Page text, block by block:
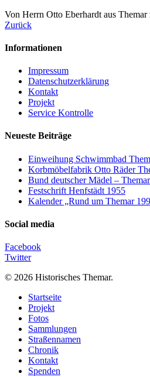
Von Herrn Otto Eberhardt aus
Zurück
Informationen
Impressum
Datenschutzerklärung
Kontakt
Projekt
Service Kontrolle
Neueste Beiträge
Einweihung Schwimmbad
Korbmöbelfabrik Otto Räder
Bund deutscher Mädel –
Festschrift Henfstädt 1955
Kalender „Rund um Themar
Social media
Facebook
Twitter
© 2026 Historisches Themar.
Close
Menu
Startseite
Projekt
Fotos
Sammlungen
Straßennamen
Chronik
Kontakt
Spenden